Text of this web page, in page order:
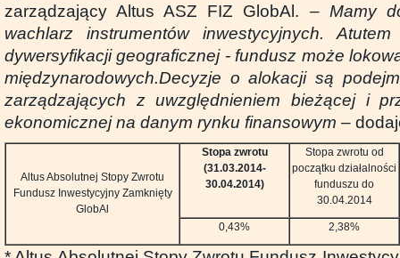
zarządzający Altus ASZ FIZ GlobAl. – Mamy
wachlarz instrumentów inwestycyjnych.
dywersyfikacji geograficznej - fundusz może
międzynarodowych.Decyzje o alokacji są
zarządzających z uwzględnieniem bieżącej i
ekonomicznej na danym rynku finansowym –
Altus Absolutnej Stopy Zwrotu
Fundusz Inwestycyjny Zamknięty
GlobAl
Stopa zwrotu
(31.03.2014-
30.04.2014)
Stopa zwrotu od
początku działalności
funduszu do
30.04.2014
0,43% 2,38%